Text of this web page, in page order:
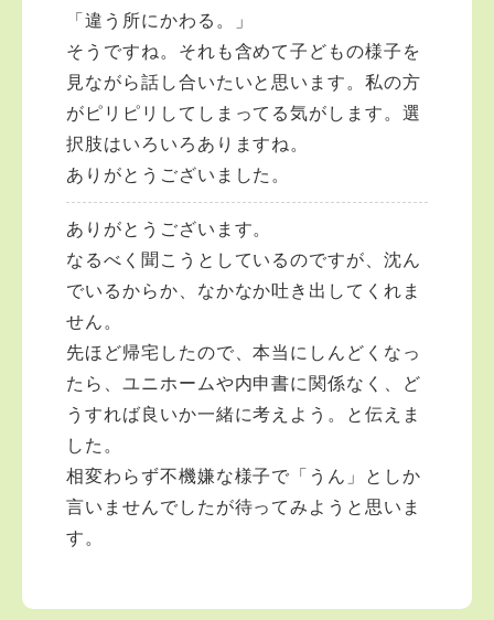
「違う所にかわる。」
そうですね。それも含めて子どもの様子を
見ながら話し合いたいと思います。私の方
がピリピリしてしまってる気がします。選
択肢はいろいろありますね。
ありがとうございました。
ありがとうございます。
なるべく聞こうとしているのですが、沈ん
でいるからか、なかなか吐き出してくれま
せん。
先ほど帰宅したので、本当にしんどくなっ
たら、ユニホームや内申書に関係なく、ど
うすれば良いか一緒に考えよう。と伝えま
した。
相変わらず不機嫌な様子で「うん」としか
言いませんでしたが待ってみようと思いま
す。